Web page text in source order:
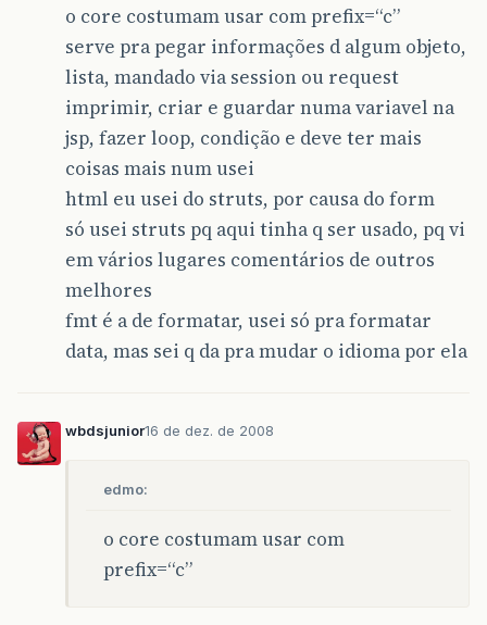
o core costumam usar com prefix=“c”
serve pra pegar informações d algum objeto,
lista, mandado via session ou request
imprimir, criar e guardar numa variavel na
jsp, fazer loop, condição e deve ter mais
coisas mais num usei
html eu usei do struts, por causa do form
só usei struts pq aqui tinha q ser usado, pq vi
em vários lugares comentários de outros
melhores
fmt é a de formatar, usei só pra formatar
data, mas sei q da pra mudar o idioma por ela
wbdsjunior16 de dez. de 2008
edmo:
o core costumam usar com
prefix=“c”